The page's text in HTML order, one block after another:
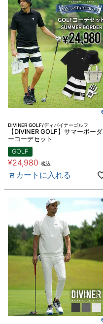
DIVINER GOLF/ディバイナーゴルフ
【DIVINER GOLF】サマーボーダ
ーコーデセット
GOLF
¥24,980 税込
カートに入れる